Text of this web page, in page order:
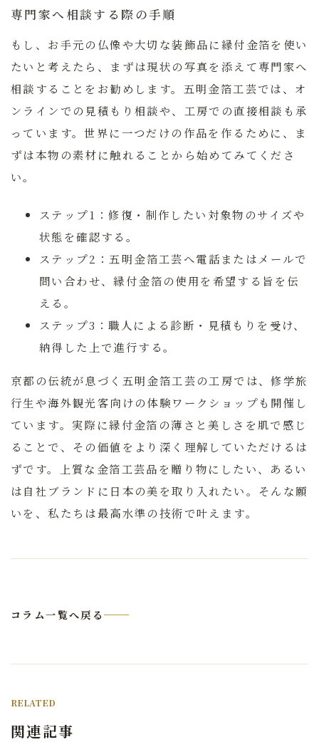
専門家へ相談する際の手順
もし、お手元の仏像や大切な装飾品に縁付金箔を使い
たいと考えたら、まずは現状の写真を添えて専門家へ
相談することをお勧めします。五明金箔工芸では、オ
ンラインでの見積もり相談や、工房での直接相談も承
っています。世界に一つだけの作品を作るために、ま
ずは本物の素材に触れることから始めてみてくださ
い。
ステップ1：修復・制作したい対象物のサイズや
状態を確認する。
ステップ2： 五明金箔工芸へ電話またはメールで
問い合わせ、縁付金箔の使用を希望する旨を伝
える。
ステップ3：職人による診断・見積もりを受け、
納得した上で進行する。
京都の伝統が息づく五明金箔工芸の工房では、修学旅
行生や海外観光客向けの体験ワークショップも開催し
ています。実際に縁付金箔の薄さと美しさを肌で感じ
ることで、その価値をより深く理解していただけるは
ずです。上質な金箔工芸品を贈り物にしたい、あるい
は自社ブランドに日本の美を取り入れたい。そんな願
いを、私たちは最高水準の技術で叶えます。
コラム一覧へ戻る
RELATED
関連記事